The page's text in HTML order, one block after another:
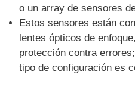
o un array de sensores
Estos sensores están
lentes ópticos de
protección contra
tipo de configuración es